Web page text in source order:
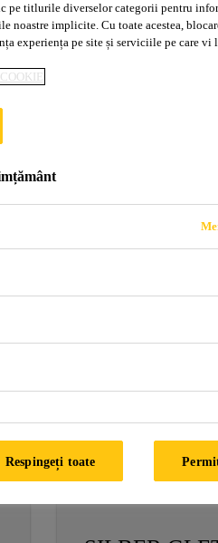
Aplicatori
ADEPLAST
GRUND
pe titlurile diverselor categorii pentru
noastre implicite. Cu toate acestea,
experiența pe site și serviciile pe care vi
Respingeți toate